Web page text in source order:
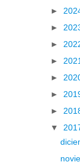
►
►
►
► 2021
►
►
►
▼